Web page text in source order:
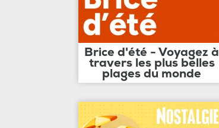
Brice d'été - Voyagez à
travers les plus belles
plages du monde